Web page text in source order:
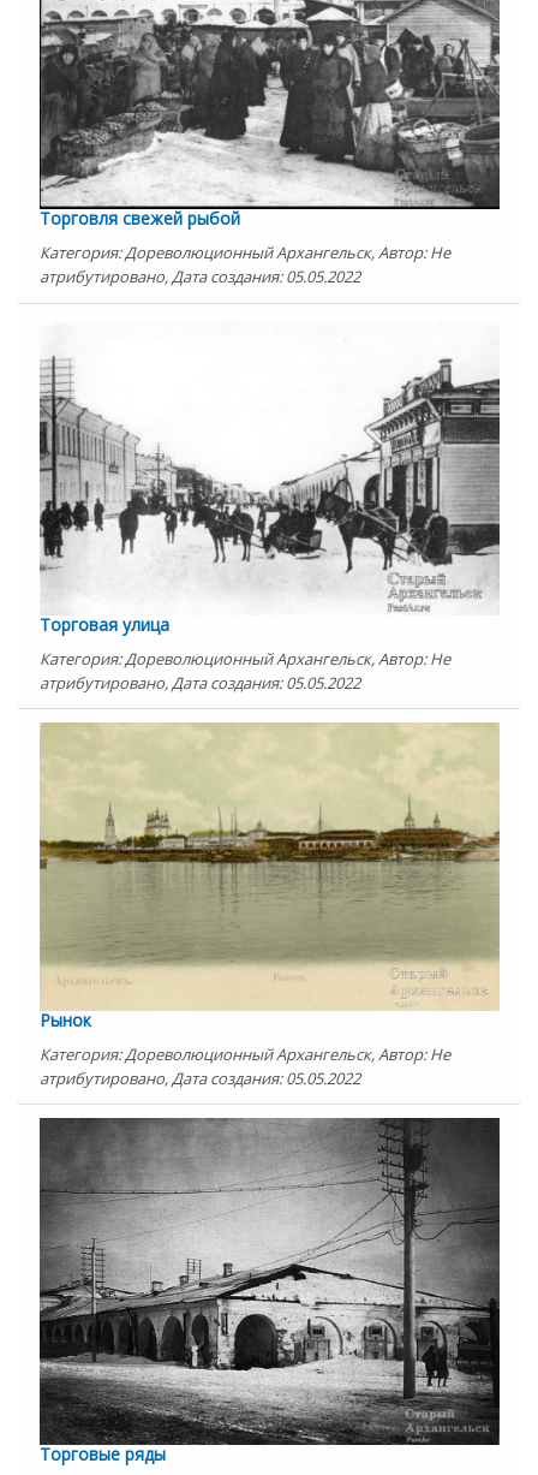
Торговля свежей рыбой
Категория: Дореволюционный Архангельск, Автор: Не
атрибутировано, Дата создания: 05.05.2022
Торговая улица
Категория: Дореволюционный Архангельск, Автор: Не
атрибутировано, Дата создания: 05.05.2022
Рынок
Категория: Дореволюционный Архангельск, Автор: Не
атрибутировано, Дата создания: 05.05.2022
Торговые ряды